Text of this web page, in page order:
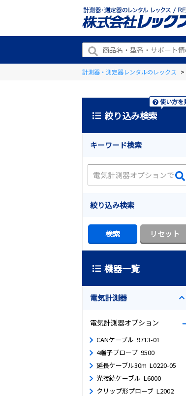
計測器・測定器レンタルのレックス >
絞り込み検索
使い方を
キーワード検索
絞り込み検索
機器一覧
電気計測器
電気計測器オプション
CANケーブル 9713-01
4端子プローブ 9500
延長ケーブル30m L0220-05
光接続ケーブル L6000
クリップ形プローブ L2002